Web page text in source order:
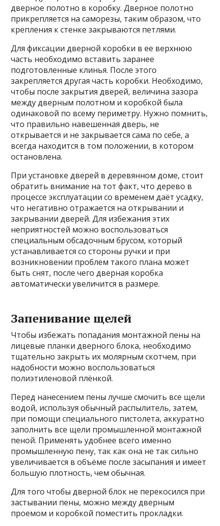
дверное полотно в коробку. Дверное полотно
прикрепляется на саморезы, таким образом, что
крепления к стенке закрываются петлями.
Для фиксации дверной коробки в ее верхнюю
часть необходимо вставить заранее
подготовленные клинья. После этого
закрепляется другая часть коробки. Необходимо,
чтобы после закрытия дверей, величина зазора
между дверным полотном и коробкой была
одинаковой по всему периметру. Нужно помнить,
что правильно навешенная дверь, не
открывается и не закрывается сама по себе, а
всегда находится в том положении, в котором
остановлена.
При установке дверей в деревянном доме, стоит
обратить внимание на тот факт, что дерево в
процессе эксплуатации со временем даёт усадку,
что негативно отражается на открывании и
закрывании дверей. Для избежания этих
неприятностей можно воспользоваться
специальным обсадочным брусом, который
устанавливается со стороны ручки и при
возникновении проблем такого плана может
быть снят, после чего дверная коробка
автоматически увеличится в размере.
Запенивание щелей
Чтобы избежать попадания монтажной пены на
лицевые планки дверного блока, необходимо
тщательно закрыть их молярным скотчем, при
надобности можно воспользоваться
полиэтиленовой плёнкой.
Перед нанесением пены лучше смочить все щели
водой, используя обычный распылитель, затем,
при помощи специального пистолета, аккуратно
заполнить все щели промышленной монтажной
пеной. Применять удобнее всего именно
промышленную пену, так как она не так сильно
увеличивается в объёме после засыпания и имеет
большую плотность, чем обычная.
Для того чтобы дверной блок не перекосился при
застывании пены, можно между дверным
проемом и коробкой поместить прокладки.